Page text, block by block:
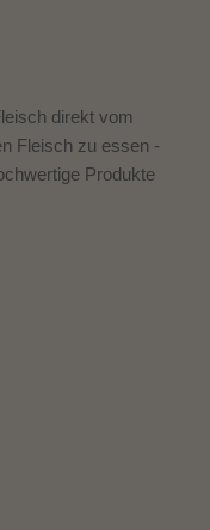
direkt vom
Fleisch zu essen -
Produkte